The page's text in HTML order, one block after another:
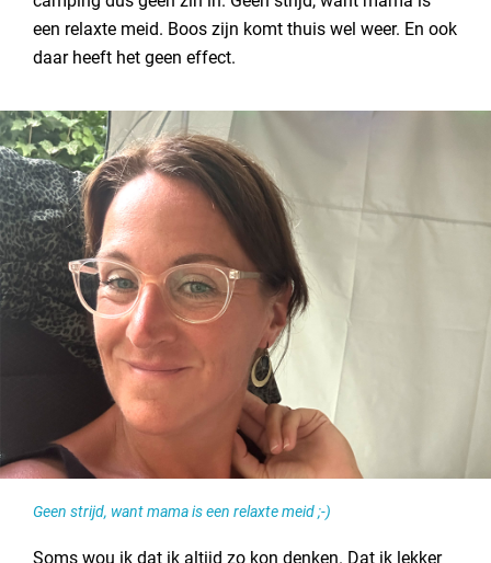
een relaxte meid. Boos zijn komt thuis wel weer. En ook
daar heeft het geen effect.
Geen strijd, want mama is een relaxte meid ;-)
Soms wou ik dat ik altijd zo kon denken. Dat ik lekker